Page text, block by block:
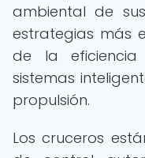
ambiental de
estrategias más
de la
sistemas
propulsión.
Los cruceros